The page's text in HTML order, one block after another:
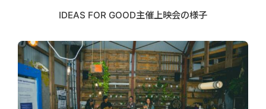
IDEAS FOR GOOD主催上映会の様子